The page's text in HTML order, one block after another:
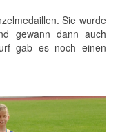
Sie wurde
gewann dann auch
gab es noch einen